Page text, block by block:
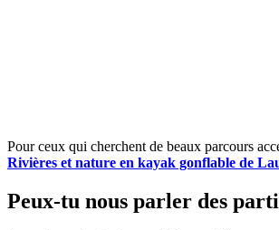
Pour ceux qui cherchent de beaux parcours
Rivières et nature en kayak gonflable de
Peux-tu nous parler des